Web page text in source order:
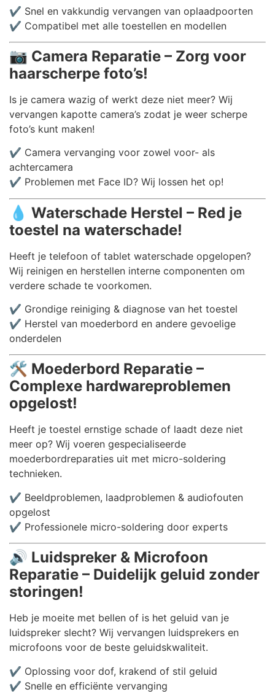
✔️ Snel en vakkundig vervangen van oplaadpoorten
✔️ Compatibel met alle toestellen en modellen
📷 Camera Reparatie – Zorg voor
haarscherpe foto’s!
Is je camera wazig of werkt deze niet meer? Wij
vervangen kapotte camera’s zodat je weer scherpe
foto’s kunt maken!
✔️ Camera vervanging voor zowel voor- als
achtercamera
✔️ Problemen met Face ID? Wij lossen het op!
💧 Waterschade Herstel – Red je
toestel na waterschade!
Heeft je telefoon of tablet waterschade opgelopen?
Wij reinigen en herstellen interne componenten om
verdere schade te voorkomen.
✔️ Grondige reiniging & diagnose van het toestel
✔️ Herstel van moederbord en andere gevoelige
onderdelen
🛠️ Moederbord Reparatie –
Complexe hardwareproblemen
opgelost!
Heeft je toestel ernstige schade of laadt deze niet
meer op? Wij voeren gespecialiseerde
moederbordreparaties uit met micro-soldering
technieken.
✔️ Beeldproblemen, laadproblemen & audiofouten
opgelost
✔️ Professionele micro-soldering door experts
🔊 Luidspreker & Microfoon
Reparatie – Duidelijk geluid zonder
storingen!
Heb je moeite met bellen of is het geluid van je
luidspreker slecht? Wij vervangen luidsprekers en
microfoons voor de beste geluidskwaliteit.
✔️ Oplossing voor dof, krakend of stil geluid
✔️ Snelle en efficiënte vervanging